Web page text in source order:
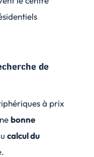
de
à prix
bonne
calcul du